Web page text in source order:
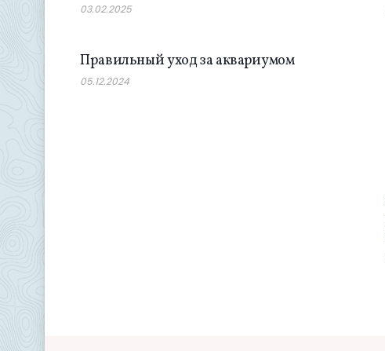
03.02.2025
Правильный уход за аквариумом
05.12.2024